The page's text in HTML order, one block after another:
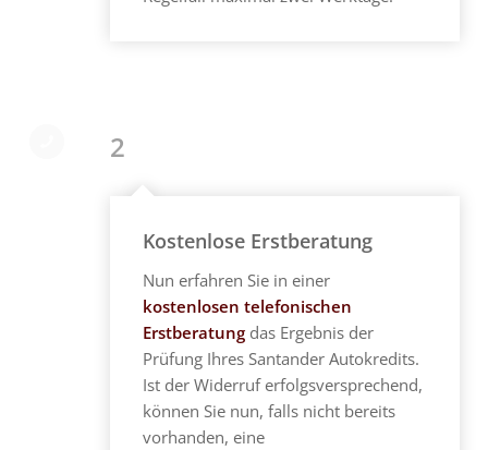
2
Kostenlose Erstberatung
Nun erfahren Sie in einer
kostenlosen telefonischen
Erstberatung das Ergebnis der
Prüfung Ihres Santander Autokredits.
Ist der Widerruf erfolgsversprechend,
können Sie nun, falls nicht bereits
vorhanden, eine